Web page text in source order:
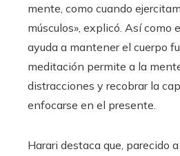
mente, como cuando
músculos», explicó. Así como
ayuda a mantener el cuerpo
meditación permite a la
distracciones y recobrar la
enfocarse en el presente.
Harari destaca que, parecido